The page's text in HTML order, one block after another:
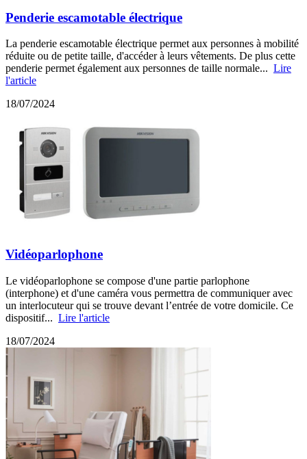
Penderie escamotable électrique
La penderie escamotable électrique permet aux personnes à mobilité
réduite ou de petite taille, d'accéder à leurs vêtements. De plus cette
penderie permet également aux personnes de taille normale... Lire
l'article
18/07/2024
Vidéoparlophone
Le vidéoparlophone se compose d'une partie parlophone
(interphone) et d'une caméra vous permettra de communiquer avec
un interlocuteur qui se trouve devant l’entrée de votre domicile. Ce
dispositif... Lire l'article
18/07/2024